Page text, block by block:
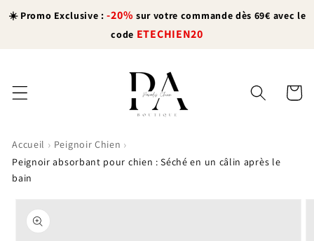
passer
☀️ Promo Exclusive :-20% sur votre commande dès 69€ avec le
code ETECHIEN20
Panier
Accueil › Peignoir Chien ›
Peignoir absorbant pour chien : Séché en un câlin après le
bain
informations
produits